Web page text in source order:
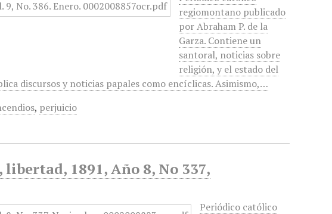
regiomontano publicado
por Abraham P. de la
Garza. Contiene un
santoral, noticias sobre
religión, y el estado del
discursos y noticias papales como encíclicas. Asimismo,…
, perjuicio
1891, Año 8, No 337,
Periódico católico